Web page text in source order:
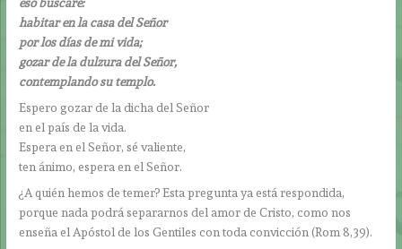
habitar en la casa del Señor
por los días de mi vida;
gozar de la dulzura del Señor,
contemplando su templo.
Espero gozar de la dicha del Señor
en el país de la vida.
Espera en el Señor, sé valiente,
ten ánimo, espera en el Señor.
¿A quién hemos de temer? Esta pregunta ya está respondida,
porque nada podrá separarnos del amor de Cristo, como nos
enseña el Apóstol de los Gentiles con toda convicción (Rom 8,39).